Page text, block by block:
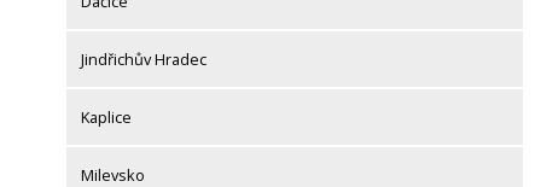
Jindřichův Hradec
Kaplice
Milevsko